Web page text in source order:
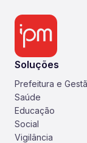
Soluções
Prefeitura e
Saúde
Educação
Social
Vigilância